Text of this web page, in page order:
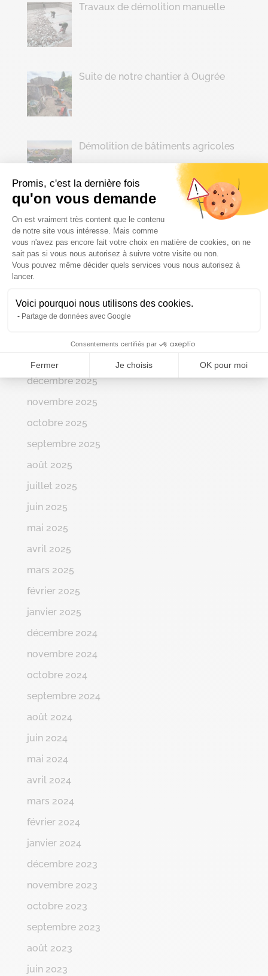
Promis, c'est la dernière fois
qu'on vous demande
Plateforme de Gestion du
On est vraiment très content que le contenu
de notre site vous intéresse. Mais comme
vous n'avez pas encore fait votre choix en matière de cookies, on ne
sait pas si vous nous autorisez à suivre votre visite ou non.
Vous pouvez même décider quels services vous nous autorisez à
lancer.
Voici pourquoi nous utilisons des cookies.
Partage de données avec Google
Consentements certifiés par
Fermer Je choisis OK pour moi
Axeptio consent
Travaux de démolition manuelle
Suite de notre chantier à Ougrée
Démolition de bâtiments agricoles
Archives
juillet 2026
juin 2026
mai 2026
avril 2026
mars 2026
février 2026
janvier 2026
décembre 2025
novembre 2025
octobre 2025
septembre 2025
août 2025
juillet 2025
juin 2025
mai 2025
avril 2025
mars 2025
février 2025
janvier 2025
décembre 2024
novembre 2024
octobre 2024
septembre 2024
août 2024
juin 2024
mai 2024
avril 2024
mars 2024
février 2024
janvier 2024
décembre 2023
novembre 2023
octobre 2023
septembre 2023
août 2023
juin 2023